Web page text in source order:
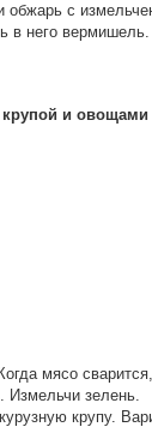
обжарь с
в него
крупой и овощами
мясо
Измельчи зелень.
крупу.